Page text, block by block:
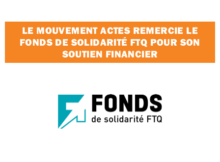
LE MOUVEMENT ACTES REMERCIE LE
FONDS DE SOLIDARITÉ FTQ POUR SON
SOUTIEN FINANCIER